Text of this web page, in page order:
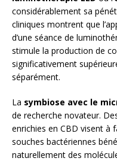
considérablement sa
cliniques montrent que
d’une séance de
stimule la production de
significativement
séparément.
La symbiose avec le
de recherche novateur.
enrichies en CBD visent à
souches bactériennes
naturellement des